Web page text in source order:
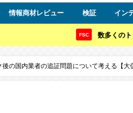
情報商材レビュー 検証 イン
FSC 数多くの
の国内業者の追証問題について考える【大